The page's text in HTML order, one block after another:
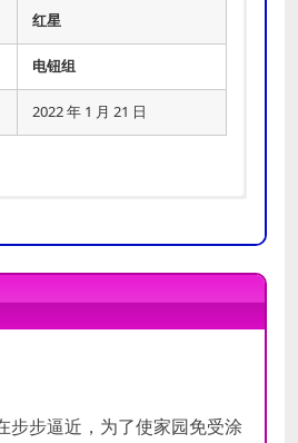
红星
电钮组
2022 年 1 月 21 日
步步逼近，为了使家园免受涂